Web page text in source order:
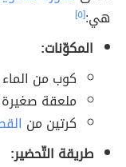
هي:[٥]
المكوّنات:
كوب من
ملعقة صغيرة
كرتين من
طريقة التّحضير: